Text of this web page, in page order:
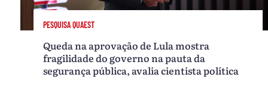
PESQUISA QUAEST
Queda na aprovação de Lula mostra
fragilidade do governo na pauta da
segurança pública, avalia cientista política